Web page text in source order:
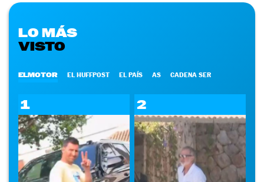
LO MÁS
VISTO
ELMOTOR EL HUFFPOST EL PAÍS AS CADENA SER
1 2